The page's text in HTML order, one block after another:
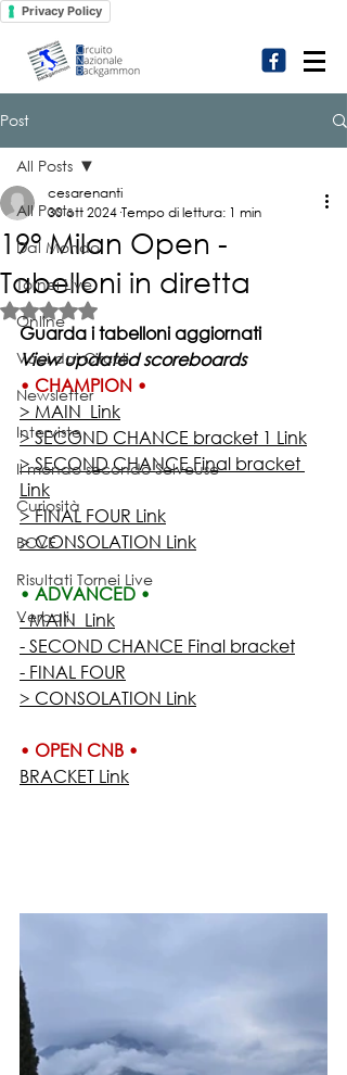
Privacy Policy
Post
All Posts
Dal Mondo
Tornei Live
Online
Voci dai Circoli
Newsletter
Interviste
Il mondo secondo Selveuse
Curiosità
BCVE
Risultati Tornei Live
Verbali
All Posts
19° Milan Open -
Tabelloni in diretta
cesarenanti
30 ott 2024 Tempo di lettura: 1 min
Valutazione NaN stelle su 5.
Guarda i tabelloni aggiornati
View updated scoreboards
• CHAMPION •
> MAIN  Link
> SECOND CHANCE bracket 1 Link
> SECOND CHANCE Final bracket
Link
> FINAL FOUR Link
> CONSOLATION Link
• ADVANCED •
- MAIN  Link
​- SECOND CHANCE Final bracket
​- FINAL FOUR
> CONSOLATION Link
• OPEN CNB •
BRACKET Link